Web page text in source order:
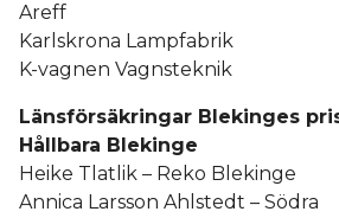
Areff
Karlskrona Lampfabrik
K-vagnen Vagnsteknik
Länsförsäkringar Blekinges
Hållbara Blekinge
Heike Tlatlik – Reko Blekinge
Annica Larsson Ahlstedt – Södra